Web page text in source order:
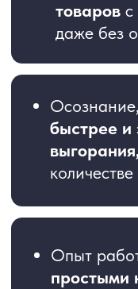
ИП Виталий Окунев
ИНН 780436394716